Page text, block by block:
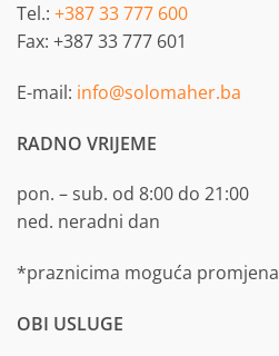
Tel.: +387 33 777 600
Fax: +387 33 777 601
E-mail: info@solomaher.ba
RADNO VRIJEME
pon. – sub. od 8:00 do 21:00
ned. neradni dan
*praznicima moguća
OBI USLUGE